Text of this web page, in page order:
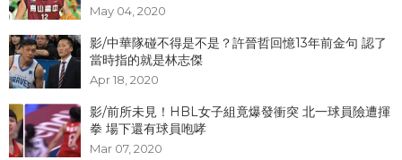
May 04, 2020
影/中華隊碰不得是不是？許晉哲回憶13年前金句 認了
當時指的就是林志傑
Apr 18, 2020
影/前所未見！HBL女子組竟爆發衝突 北一球員險遭揮
拳 場下還有球員咆哮
Mar 07, 2020